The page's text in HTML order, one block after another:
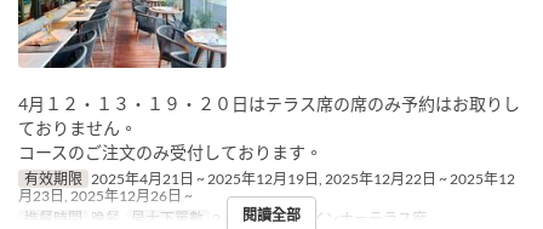
4月１２・１３・１９・２０日はテラス席の席のみ予約はお取りし
ておりません。
コースのご注文のみ受付しております。
有效期限 2025年4月21日 ~ 2025年12月19日, 2025年12月22日 ~ 2025年12
月23日, 2025年12月26日 ~
進餐時間 晚餐 最大下單數 2 ~ 座位類別 インナーテラス席
閱讀全部